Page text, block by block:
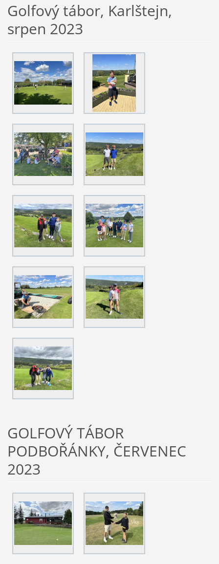
Golfový tábor, Karlštejn,
srpen 2023
GOLFOVÝ TÁBOR
PODBOŘÁNKY, ČERVENEC
2023